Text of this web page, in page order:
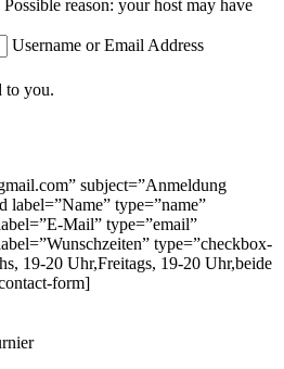
reason: your host may have
Username or Email Address
to you.
subject=”Anmeldung
label=”Name” type=”name”
Mail” type=”email”
type=”checkbox-
19-20 Uhr,Freitags, 19-20 Uhr,beide
form]